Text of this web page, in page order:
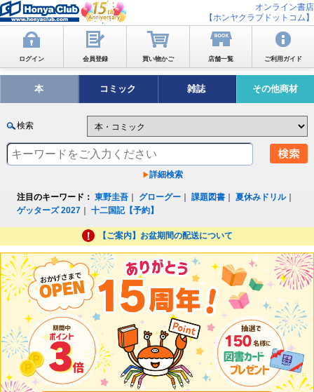
オンライン書店
【ホンヤクラブドットコム】
ログイン 会員登録 買い物かご 店舗一覧 ご利用ガイド
本 コミック 雑誌 その他商材
検索
詳細検索
注目のキーワード： 東野圭吾 グローグー ｜課題図書 ｜夏休みドリル｜
ゲッターズ 2027 ｜十二国記【予約】
【ご案内】お盆期間の配送について